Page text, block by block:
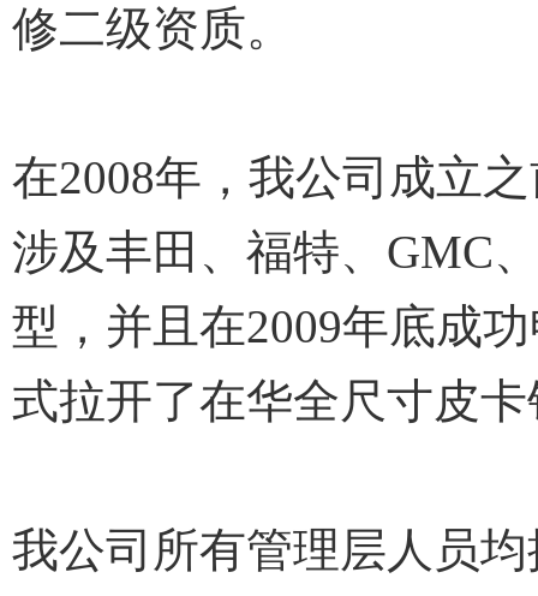
修二级资质。
在2008年，我公司成立
涉及丰田、福特、GMC
型，并且在2009年底成
式拉开了在华全尺寸皮
我公司所有管理层人员